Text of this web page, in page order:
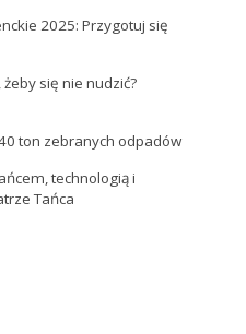
2025: Przygotuj się
żeby się nie nudzić?
ton zebranych odpadów
technologią i
Tańca